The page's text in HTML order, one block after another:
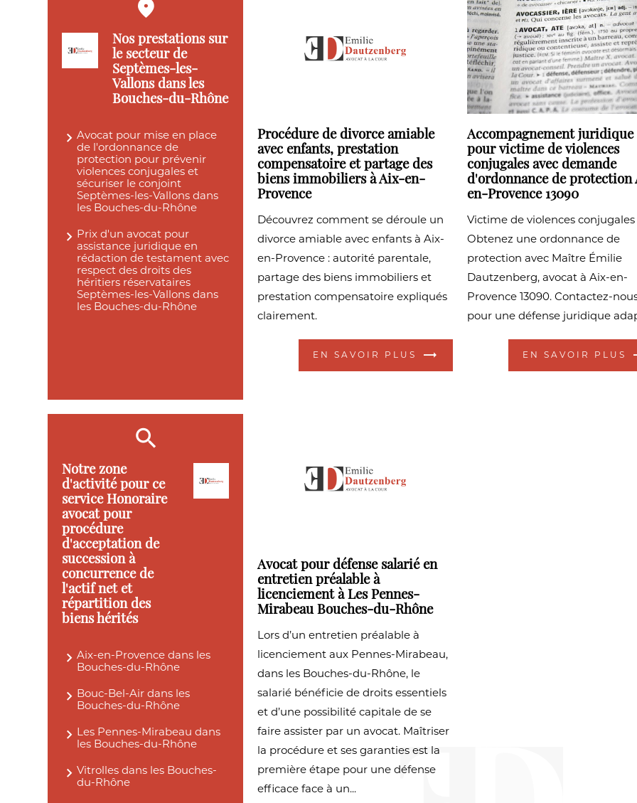
Nos prestations sur
le secteur de
Septèmes-les-
Vallons dans les
Bouches-du-Rhône
Avocat pour mise en place
de l'ordonnance de
protection pour prévenir
violences conjugales et
sécuriser le conjoint
Septèmes-les-Vallons dans
les Bouches-du-Rhône
Prix d'un avocat pour
assistance juridique en
rédaction de testament avec
respect des droits des
héritiers réservataires
Septèmes-les-Vallons dans
les Bouches-du-Rhône
Procédure de divorce amiable
avec enfants, prestation
compensatoire et partage des
biens immobiliers à Aix-en-
Provence
Découvrez comment se déroule un
divorce amiable avec enfants à Aix-
en-Provence : autorité parentale,
partage des biens immobiliers et
prestation compensatoire expliqués
clairement.
EN SAVOIR PLUS
Accompagnement juridique
pour victime de violences
conjugales avec demande
d'ordonnance de protection
en-Provence 13090
Victime de violences conjugales
Obtenez une ordonnance de
protection avec Maître Émilie
Dautzenberg, avocat à Aix-en-
Provence 13090. Contactez-
pour une défense juridique
EN SAVOIR PLUS
Notre zone
d'activité pour ce
service Honoraire
avocat pour
procédure
d'acceptation de
succession à
concurrence de
l'actif net et
répartition des
biens hérités
Aix-en-Provence dans les
Bouches-du-Rhône
Bouc-Bel-Air dans les
Bouches-du-Rhône
Les Pennes-Mirabeau dans
les Bouches-du-Rhône
Vitrolles dans les Bouches-
du-Rhône
Avocat pour défense salarié en
entretien préalable à
licenciement à Les Pennes-
Mirabeau Bouches-du-Rhône
Lors d’un entretien préalable à
licenciement aux Pennes-Mirabeau,
dans les Bouches-du-Rhône, le
salarié bénéficie de droits essentiels
et d’une possibilité capitale de se
faire assister par un avocat. Maîtriser
la procédure et ses garanties est la
première étape pour une défense
efficace face à un...